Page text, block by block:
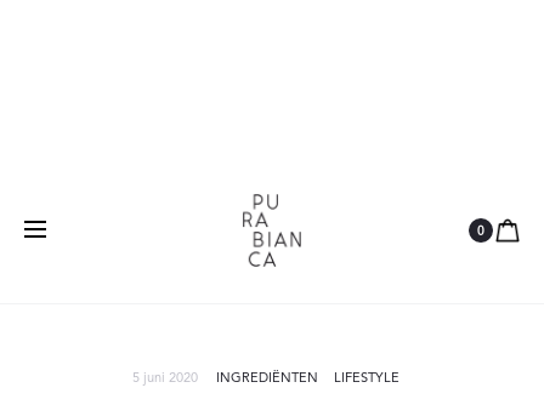
0
5 juni 2020 INGREDIËNTEN LIFESTYLE